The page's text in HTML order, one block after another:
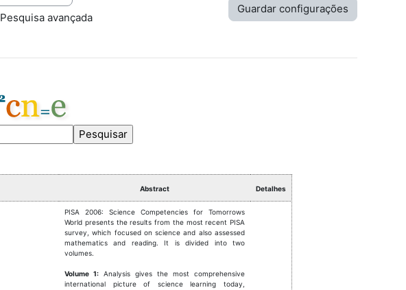
Pesquisa avançada
Abstract Detalhes
PISA 2006: Science Competencies for Tomorrows
World presents the results from the most recent PISA
survey, which focused on science and also assessed
mathematics and reading. It is divided into two
volumes.
Volume 1: Analysis gives the most comprehensive
international picture of science learning today,